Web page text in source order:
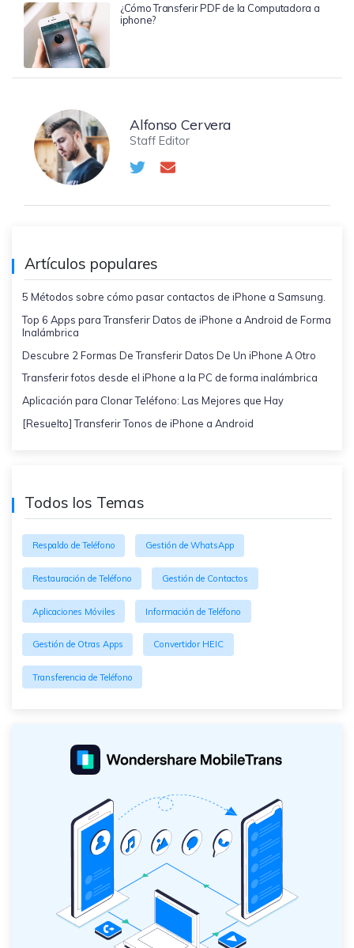
¿Cómo Transferir PDF de la Computadora a
iphone?
Alfonso Cervera
Staff Editor
Artículos populares
5 Métodos sobre cómo pasar contactos de iPhone a Samsung.
Top 6 Apps para Transferir Datos de iPhone a Android de Forma
Inalámbrica
Descubre 2 Formas De Transferir Datos De Un iPhone A Otro
Transferir fotos desde el iPhone a la PC de forma inalámbrica
Aplicación para Clonar Teléfono: Las Mejores que Hay
[Resuelto] Transferir Tonos de iPhone a Android
Todos los Temas
Respaldo de Teléfono Gestión de WhatsApp
Restauración de Teléfono Gestión de Contactos
Aplicaciones Móviles Información de Teléfono
Gestión de Otras Apps Convertidor HEIC
Transferencia de Teléfono